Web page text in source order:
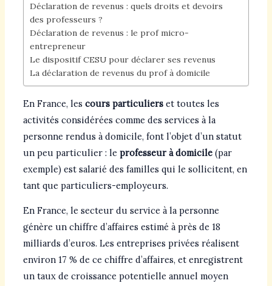
Déclaration de revenus : quels droits et devoirs
des professeurs ?
Déclaration de revenus : le prof micro-
entrepreneur
Le dispositif CESU pour déclarer ses revenus
La déclaration de revenus du prof à domicile
En France, les cours particulierset toutes les
activités considérées comme des services à la
personne rendus à domicile, font l’objet d’un statut
un peu particulier : le professeur à domicile(par
exemple) est salarié des familles qui le sollicitent, en
tant que particuliers-employeurs.
En France, le secteur du service à la personne
génère un chiffre d’affaires estimé à près de 18
milliards d’euros. Les entreprises privées réalisent
environ 17 % de ce chiffre d’affaires, et enregistrent
un taux de croissance potentielle annuel moyen